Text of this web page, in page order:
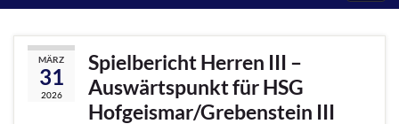
MÄRZ
31
2026
Spielbericht Herren III –
Auswärtspunkt für HSG
Hofgeismar/Grebenstein III